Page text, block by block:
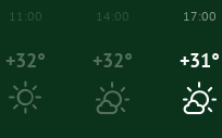
11:00
+32°
14:00
+32°
17:00
+31°